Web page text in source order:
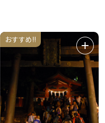
おすすめ!!